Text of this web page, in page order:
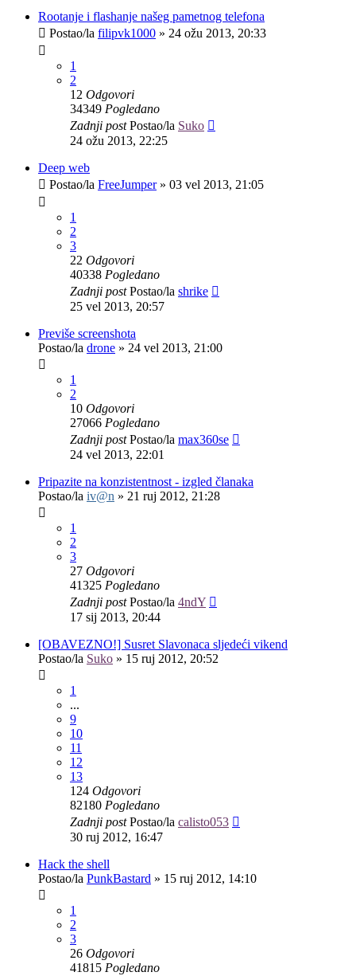
Rootanje i flashanje našeg pametnog telefona
Postao/la filipvk1000 » 24 ožu 2013, 20:33
1
2
12 Odgovori
34349 Pogledano
Zadnji postPostao/la Suko
24 ožu 2013, 22:25
Deep web
Postao/la FreeJumper» 03 vel 2013, 21:05
1
2
3
22 Odgovori
40338 Pogledano
Zadnji postPostao/la shrike
25 vel 2013, 20:57
Previše screenshota
Postao/la drone » 24 vel 2013, 21:00
1
2
10 Odgovori
27066 Pogledano
Zadnji postPostao/la max360se
24 vel 2013, 22:01
Pripazite na konzistentnost - izgled članaka
Postao/la iv@n » 21 ruj 2012, 21:28
1
2
3
27 Odgovori
41325 Pogledano
Zadnji postPostao/la 4ndY
17 sij 2013, 20:44
[OBAVEZNO!] Susret Slavonaca sljedeći vikend
Postao/la Suko » 15 ruj 2012, 20:52
1
...
9
10
11
12
13
124 Odgovori
82180 Pogledano
Zadnji postPostao/la calisto053
30 ruj 2012, 16:47
Hack the shell
Postao/la PunkBastard » 15 ruj 2012, 14:10
1
2
3
26 Odgovori
41815 Pogledano